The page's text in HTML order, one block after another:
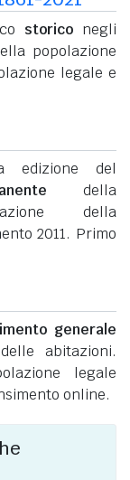
storico negli
popolazione
legale e
edizione del
della
della
2011. Primo
generale
abitazioni.
legale
online.